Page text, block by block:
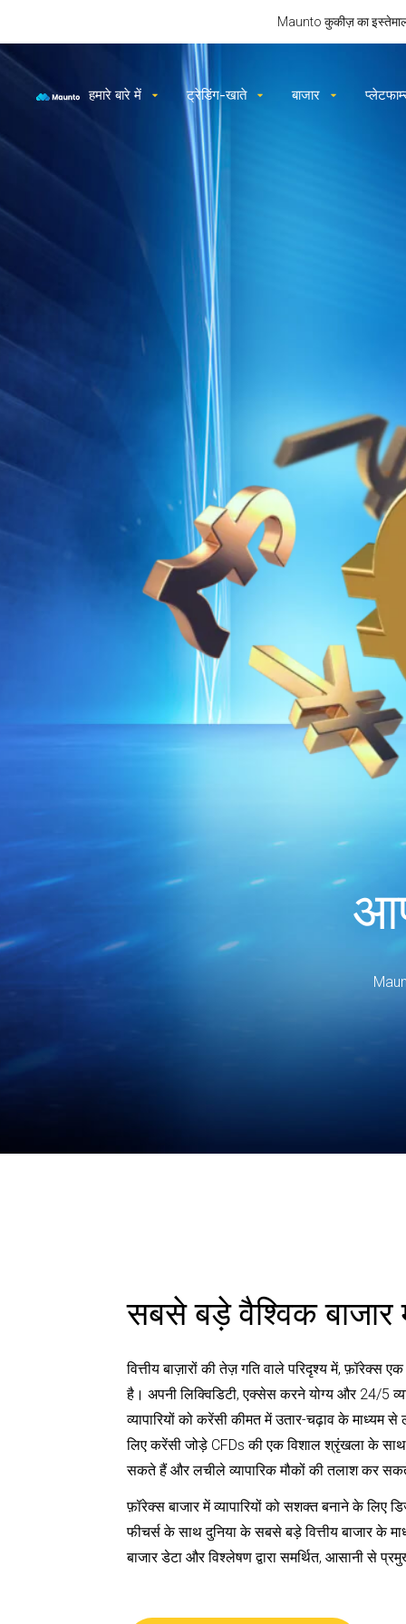
हमारे बारे में ट्रेडिंग-खाते बाजार
सबसे बड़े वैश्विक बाजार
वित्तीय बाज़ारों की तेज़ गति वाले परिदृश्य में,
है। अपनी लिक्विडिटी, एक्सेस करने योग्य और 24/5
व्यापारियों को करेंसी कीमत में उतार-चढ़ाव के
लिए करेंसी जोड़े CFDs की एक विशाल श्रृंखला के
सकते हैं और लचीले व्यापारिक मौकों की तलाश कर
फ़ॉरेक्स बाजार में व्यापारियों को सशक्त बनाने के
फीचर्स के साथ दुनिया के सबसे बड़े वित्तीय बाजार के
बाजार डेटा और विश्लेषण द्वारा समर्थित, आसानी से
Maunto कुकीज़ का इस्तेमाल